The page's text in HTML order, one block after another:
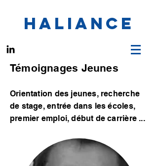
HALIANCE
Témoignages Jeunes
Orientation des jeunes, recherche
de stage, entrée dans les écoles,
premier emploi, début de carrière ...